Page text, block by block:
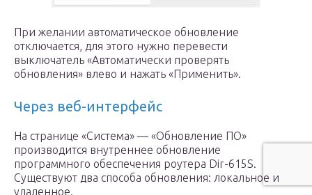
При желании автоматическое обновление
отключается, для этого нужно перевести
выключатель «Автоматически проверять
обновления» влево и нажать «Применить».
Через веб-интерфейс
На странице «Система» — «Обновление ПО»
производится внутреннее обновление
программного обеспечения роутера Dir-615S.
Существуют два способа обновления: локальное и
удаленное.